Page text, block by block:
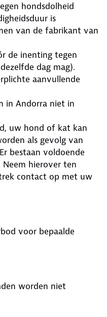
hondsdolheid
is
van de fabrikant van
de inenting tegen
dag mag).
aanvullende
in Andorra niet in
uw hond of kat kan
als gevolg van
bestaan voldoende
hierover ten
contact op met uw
voor bepaalde
worden niet